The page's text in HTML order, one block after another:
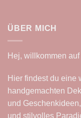
ÜBER MICH
Hej, willkommen auf
Hier findest du eine
handgemachten
und
und stilvolles